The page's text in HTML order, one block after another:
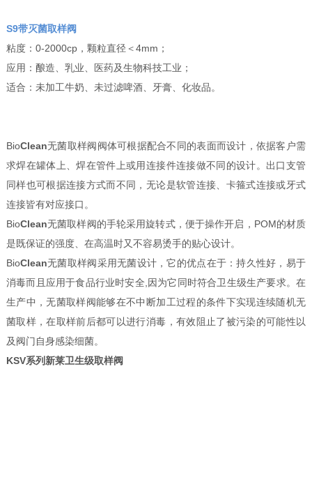
S9带灭菌取样阀
粘度：0-2000cp，颗粒直径＜4mm；
应用：酿造、乳业、医药及生物科技工业；
适合：未加工牛奶、未过滤啤酒、牙膏、化妆品。
BioClean无菌取样阀阀体可根据配合不同的表面而设计，依据客户需
求焊在罐体上、焊在管件上或用连接件连接做不同的设计。出口支管
同样也可根据连接方式而不同，无论是软管连接、卡箍式连接或牙式
连接皆有对应接口。
BioClean无菌取样阀的手轮采用旋转式，便于操作开启，POM的材质
是既保证的强度、在高温时又不容易烫手的贴心设计。
BioClean无菌取样阀采用无菌设计，它的优点在于：持久性好，易于
消毒而且应用于食品行业时安全,因为它同时符合卫生级生产要求。在
生产中，无菌取样阀能够在不中断加工过程的条件下实现连续随机无
菌取样，在取样前后都可以进行消毒，有效阻止了被污染的可能性以
及阀门自身感染细菌。
KSV系列 新莱卫生级取样阀